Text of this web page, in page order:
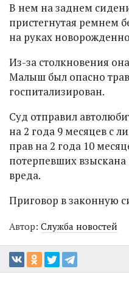
В нем на заднем
пристегнутая ремнем
на руках
Из-за столкновения
Малыш был опасно
госпитализирован.
Суд отправил
на 2 года 9 месяцев с
прав на 2 года 10
потерпевших
вреда.
Приговор в законную
Автор: Служба новостей